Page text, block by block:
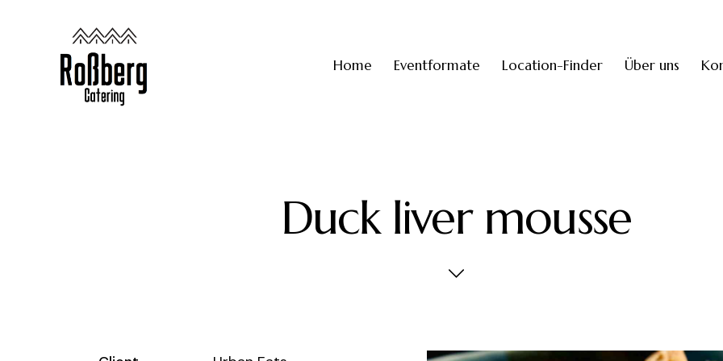
Home Eventformate Location-Finder Über uns
Duck liver mousse